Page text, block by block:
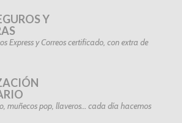
Y
Express y Correos certificado, con extra de
muñecos pop, llaveros… cada día hacemos